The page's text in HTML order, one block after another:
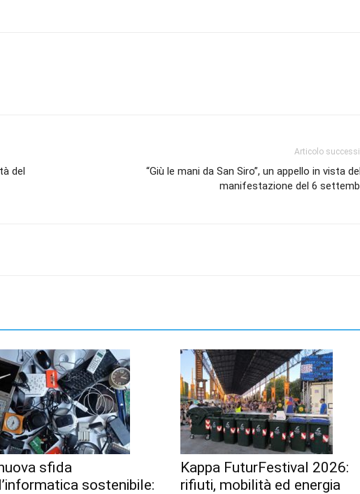
del
Articolo
“Giù le mani da San Siro”, un appello in vista
manifestazione del 6
sfida
sostenibile:
Kappa FuturFestival 2026:
rifiuti, mobilità ed energia